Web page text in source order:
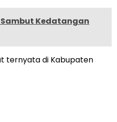
Sambut Kedatangan
ternyata di Kabupaten